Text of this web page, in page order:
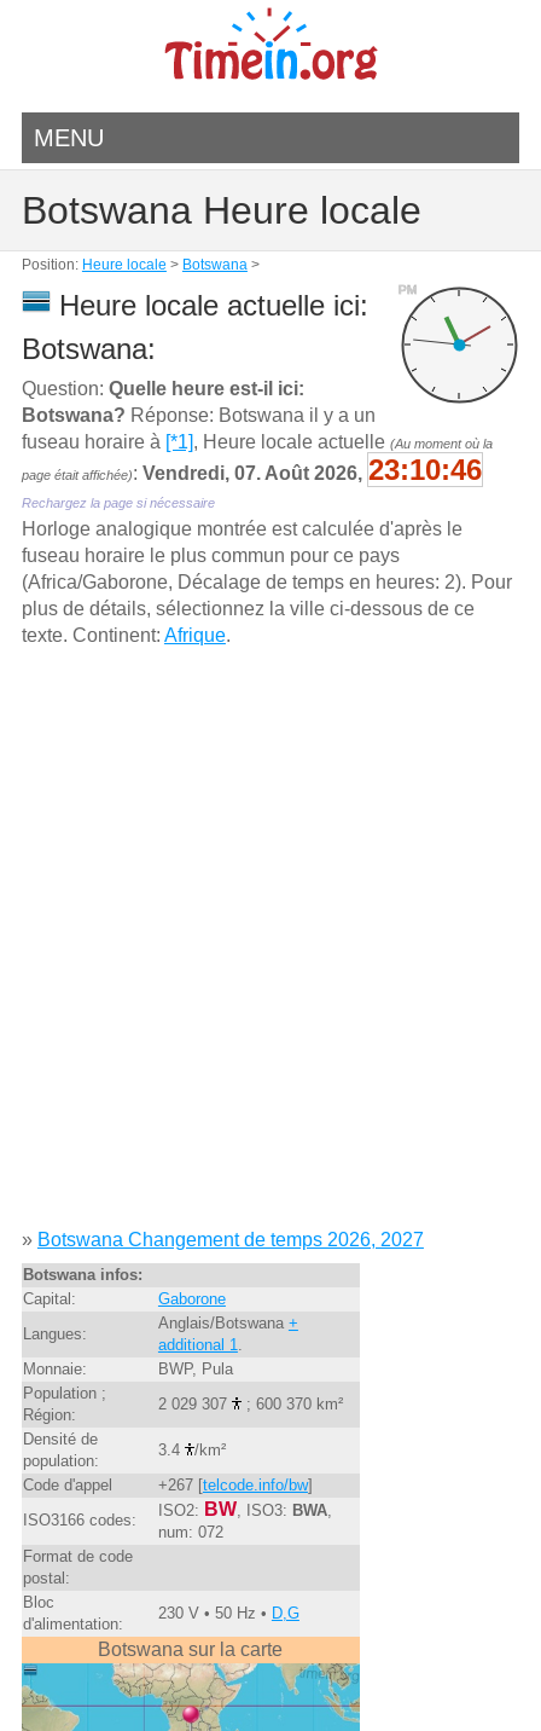
MENU
Botswana Heure locale
Position: Heure locale > Botswana>
PM
Heure locale actuelle ici:
Botswana:
Question: Quelle heure est-il ici:
Botswana? Réponse: Botswana il y a un
fuseau horaire à [*1], Heure locale actuelle (Au moment où la
page était affichée): Vendredi, 07. Août 2026, 23:10:46
Rechargez la page si nécessaire
Horloge analogique montrée est calculée d'aprѐs le
fuseau horaire le plus commun pour ce pays
(Africa/Gaborone, Décalage de temps en heures: 2). Pour
plus de détails, sélectionnez la ville ci-dessous de ce
texte. Continent: Afrique.
» Botswana Changement de temps 2026, 2027
Botswana infos:
Capital:
Gaborone
Langues:
Anglais/Botswana +
additional 1
Monnaie:
BWP, Pula
Population ;
Région:
2 029 307
; 600 370 km²
Densité de
population:
3.4
/km²
Code d'appel
+267 [telcode.info/bw]
ISO3166 codes:
ISO2: BW, ISO3: BWA,
num: 072
Format de code
postal:
Bloc
d'alimentation:
230 V • 50 Hz • D,G
Botswana sur la carte